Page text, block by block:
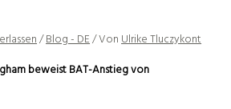
/Blog - DE/ VonUlrike Tluczykont
beweist BAT-Anstieg von